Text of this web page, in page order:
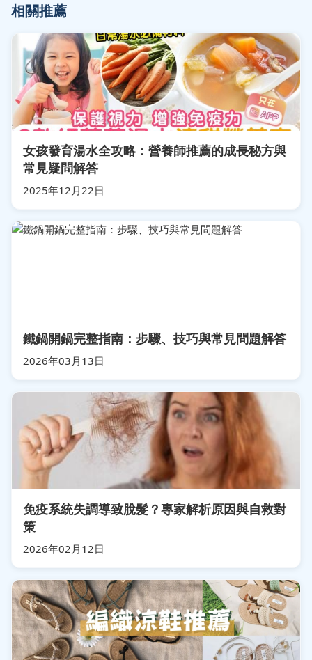
相關推薦
女孩發育湯水全攻略：營養師推薦的成長秘方與
常見疑問解答
2025年12月22日
鐵鍋開鍋完整指南：步驟、技巧與常見問題解答
2026年03月13日
免疫系統失調導致脫髮？專家解析原因與自救對
策
2026年02月12日